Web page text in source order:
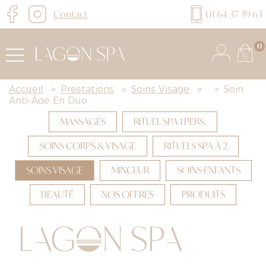
Contact 01 64 37 39 63
0
Accueil > Prestations > Soins Visage > > Soin
Anti-Âge En Duo
MASSAGES
RITUEL SPA 1 PERS.
SOINS CORPS & VISAGE
RITUELS SPA À 2
SOINS VISAGE
MINCEUR
SOINS ENFANTS
BEAUTÉ
NOS OFFRES PRODUITS